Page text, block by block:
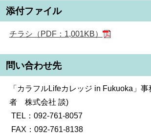
添付ファイル
チラシ（PDF：1,001KB）
問い合わせ先
「カラフルLifeカレッジ in Fukuoka」
者 株式会社 談)
TEL：092-761-8057
FAX：092-761-8138